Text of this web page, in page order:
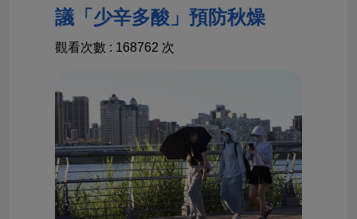
議「少辛多酸」預防秋燥
觀看次數 : 168762 次